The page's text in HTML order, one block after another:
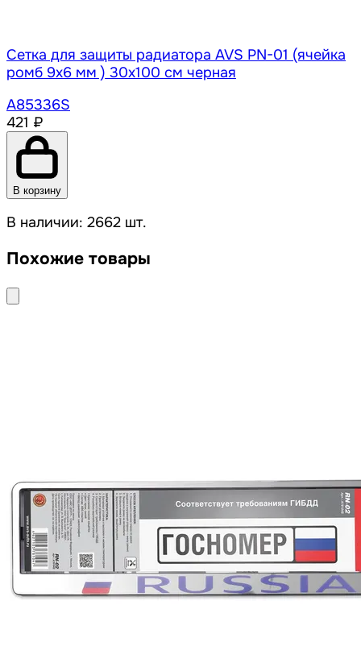
Сетка для защиты радиатора AVS PN-01 (ячейка
ромб 9x6 мм ) 30х100 см черная
A85336S
421 ₽
В корзину
В наличии: 2662 шт.
Похожие товары